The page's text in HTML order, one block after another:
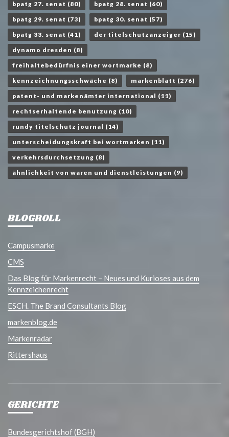
bpatg 27. senat (80) bpatg 28. senat (60)
bpatg 29. senat (73) bpatg 30. senat (57)
bpatg 33. senat (41) der titelschutzanzeiger (15)
dynamo dresden (8)
freihaltebedürfnis einer wortmarke (8)
kennzeichnungsschwäche (8) markenblatt (276)
patent- und markenämter international (11)
rechtserhaltende benutzung (10)
rundy titelschutz journal (14)
unterscheidungskraft bei wortmarken (11)
verkehrsdurchsetzung (8)
ähnlichkeit von waren und dienstleistungen (9)
BLOGROLL
Campusmarke
CMS
Das Blog für Markenrecht – Neues und Kurioses aus dem
Kennzeichenrecht
ESCH. The Brand Consultants Blog
markenblog.de
Markenradar
Rittershaus
GERICHTE
Bundesgerichtshof (BGH)